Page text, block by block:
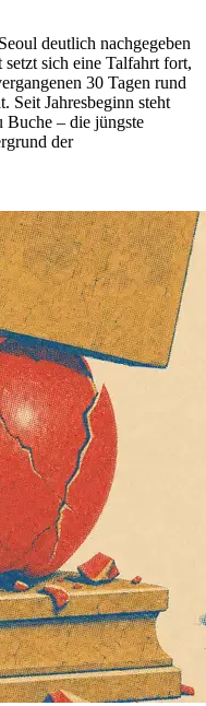
deutlich nachgegeben
sich eine Talfahrt fort,
30 Tagen rund
Seit Jahresbeginn steht
Buche – die jüngste
der